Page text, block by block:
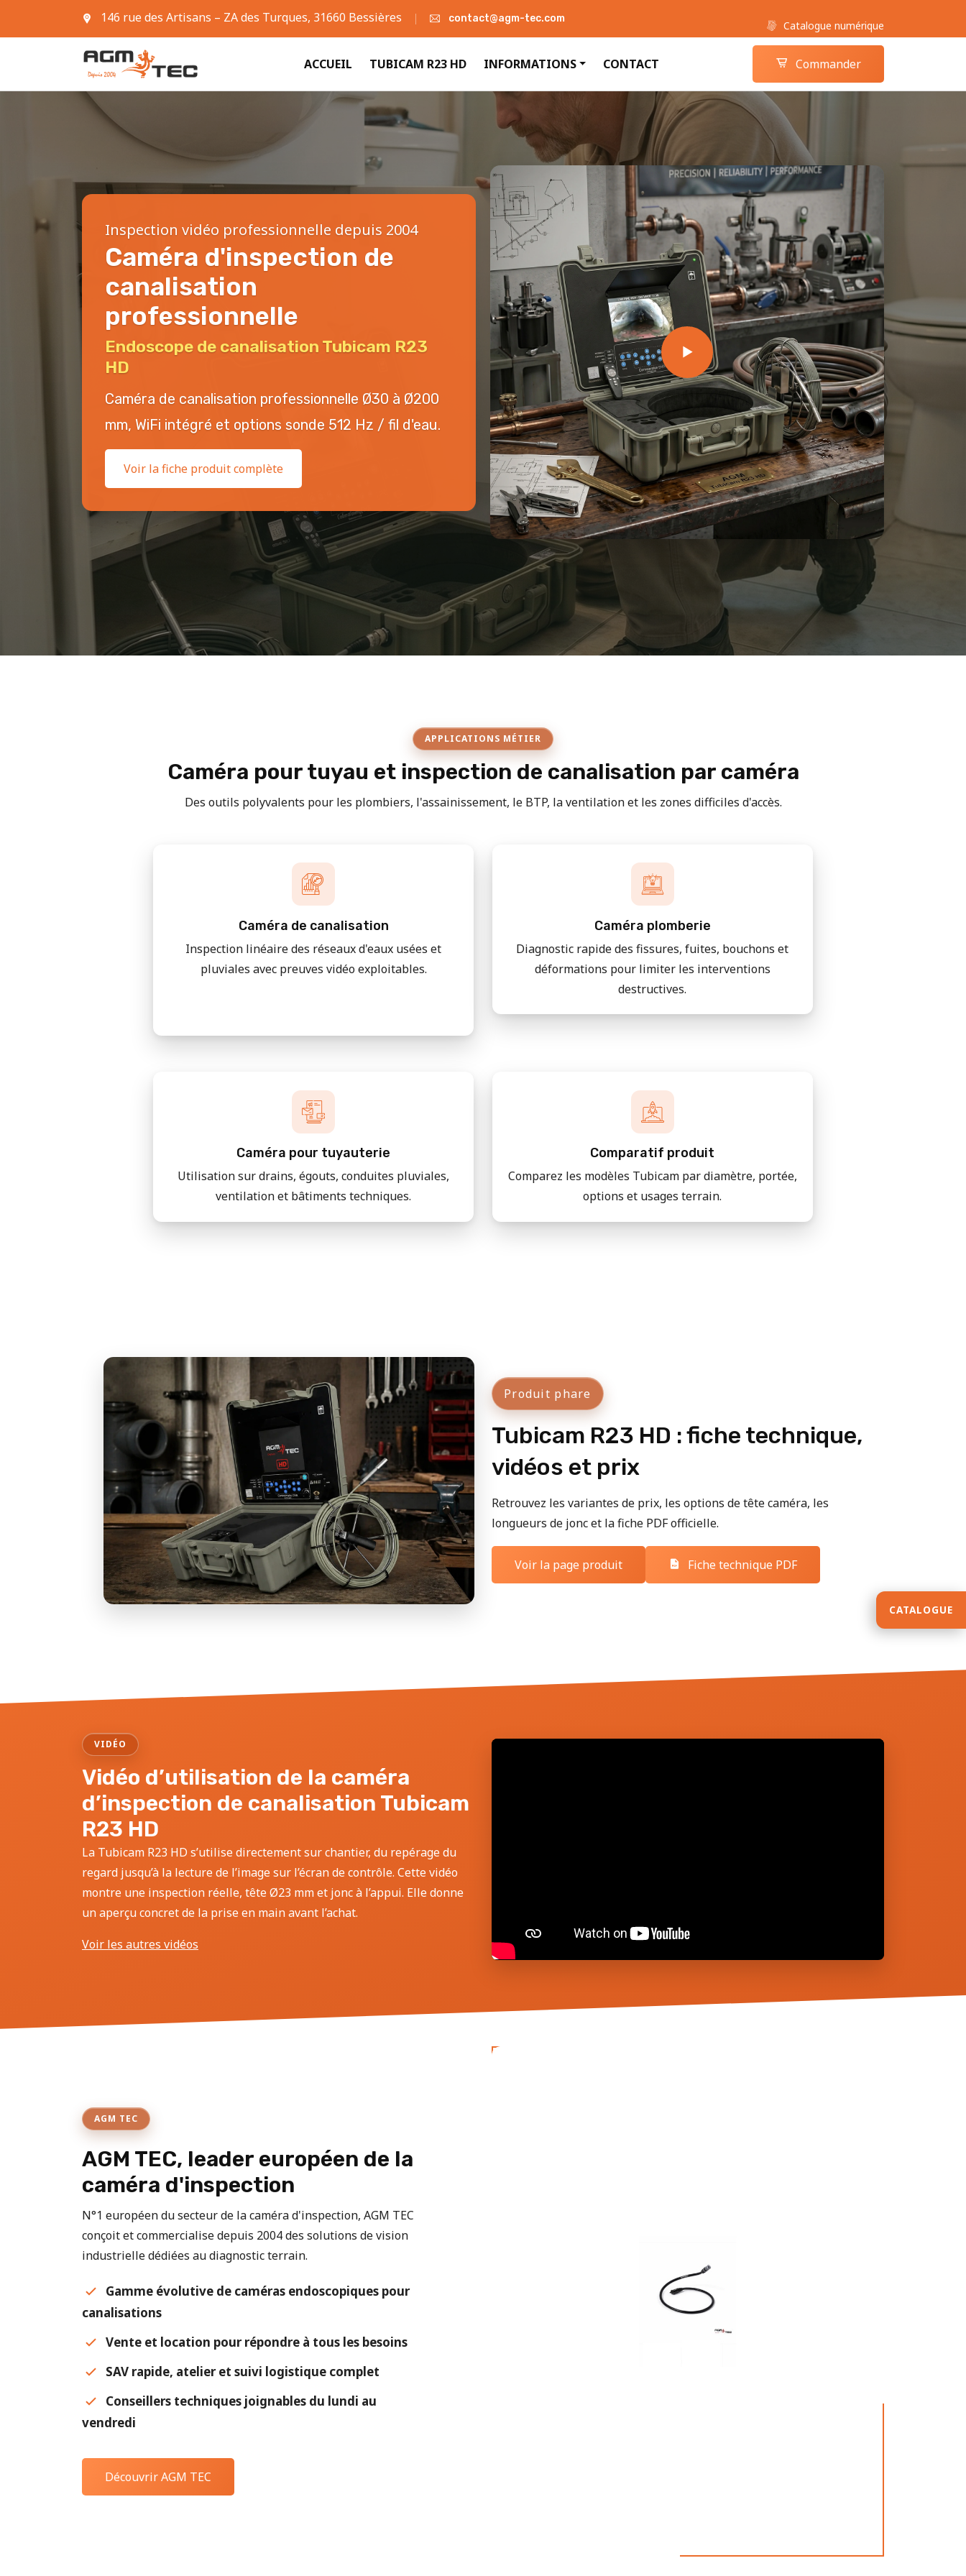
146 rue des Artisans – ZA des Turques, 31660 Bessières contact@agm-tec.com
05 61 42 90 63
Catalogue numérique
Boutique camera-inspection.com
Panier
ACCUEIL TUBICAM R23 HD INFORMATIONS CONTACT Commander
Inspection vidéo professionnelle depuis 2004
Caméra d'inspection de
canalisation
professionnelle
Endoscope de canalisation Tubicam R23
HD
Caméra de canalisation professionnelle Ø30 à Ø200
mm, WiFi intégré et options sonde 512 Hz / fil d'eau.
Voir la fiche produit complète
APPLICATIONS MÉTIER
Caméra pour tuyau et inspection de canalisation par caméra
Des outils polyvalents pour les plombiers, l'assainissement, le BTP, la ventilation et les zones difficiles d'accès.
Caméra de canalisation
Inspection linéaire des réseaux d'eaux usées et
pluviales avec preuves vidéo exploitables.
Caméra plomberie
Diagnostic rapide des fissures, fuites, bouchons et
déformations pour limiter les interventions
destructives.
Caméra pour tuyauterie
Utilisation sur drains, égouts, conduites pluviales,
ventilation et bâtiments techniques.
Comparatif produit
Comparez les modèles Tubicam par diamètre, portée,
options et usages terrain.
Produit phare
Tubicam R23 HD : fiche technique,
vidéos et prix
Retrouvez les variantes de prix, les options de tête caméra, les
longueurs de jonc et la fiche PDF officielle.
Voir la page produit Fiche technique PDF
VIDÉO
Vidéo d’utilisation de la caméra
d’inspection de canalisation Tubicam
R23 HD
La Tubicam R23 HD s’utilise directement sur chantier, du repérage du
regard jusqu’à la lecture de l’image sur l’écran de contrôle. Cette vidéo
montre une inspection réelle, tête Ø23 mm et jonc à l’appui. Elle donne
un aperçu concret de la prise en main avant l’achat.
Voir les autres vidéos
AGM TEC
AGM TEC, leader européen de la
caméra d'inspection
N°1 européen du secteur de la caméra d'inspection, AGM TEC
conçoit et commercialise depuis 2004 des solutions de vision
industrielle dédiées au diagnostic terrain.
Gamme évolutive de caméras endoscopiques pour
canalisations
Vente et location pour répondre à tous les besoins
SAV rapide, atelier et suivi logistique complet
Conseillers techniques joignables du lundi au
vendredi
Découvrir AGM TEC
CATALOGUE